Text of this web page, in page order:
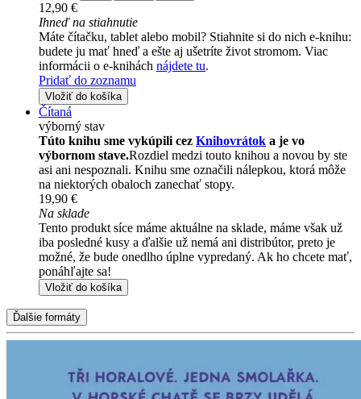
12,90 €
Ihneď na stiahnutie
Máte čítačku, tablet alebo mobil? Stiahnite si do nich e-knihu:
budete ju mať hneď a ešte aj ušetríte život stromom. Viac
informácii o e-knihách nájdete tu.
Pridať do zoznamu
Vložiť do košíka
Čítaná
výborný stav
Túto knihu sme vykúpili cez Knihovrátok a je vo
výbornom stave.Rozdiel medzi touto knihou a novou by ste
asi ani nespoznali. Knihu sme označili nálepkou, ktorá môže
na niektorých obaloch zanechať stopy.
19,90 €
Na sklade
Tento produkt síce máme aktuálne na sklade, máme však už
iba posledné kusy a ďalšie už nemá ani distribútor, preto je
možné, že bude onedlho úplne vypredaný. Ak ho chcete mať,
ponáhľajte sa!
Vložiť do košíka
Ďalšie formáty